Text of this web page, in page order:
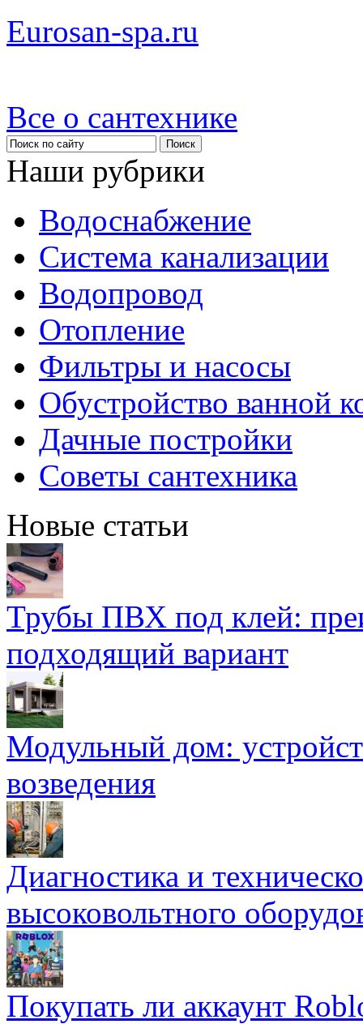
Eurosan-spa.ru
Все о сантехнике
Наши рубрики
Водоснабжение
Система канализации
Водопровод
Отопление
Фильтры и насосы
Обустройство ванной
Дачные постройки
Советы сантехника
Новые статьи
Трубы ПВХ под клей:
подходящий вариант
Модульный дом:
возведения
Диагностика и
высоковольтного
Покупать ли аккаунт